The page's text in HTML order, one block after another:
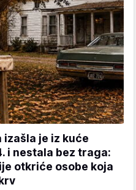
izašla je iz kuće
i nestala bez traga:
otkriće osobe koja